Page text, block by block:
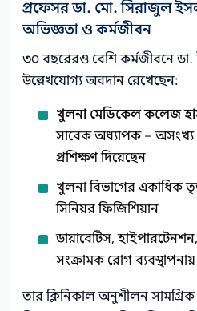
প্রফেসর ডা. মো. সিরাজুল
অভিজ্ঞতা ও কর্মজীবন
৩০ বছরেরও বেশি কর্মজীবনে ডা.
উল্লেখযোগ্য অবদান রেখেছেন:
খুলনা মেডিকেল কলেজ
সাবেক অধ্যাপক – অসংখ্য
প্রশিক্ষণ দিয়েছেন
খুলনা বিভাগের একাধিক
সিনিয়র ফিজিশিয়ান
ডায়াবেটিস,
সংক্রামক রোগ
তার ক্লিনিকাল অনুশীলন